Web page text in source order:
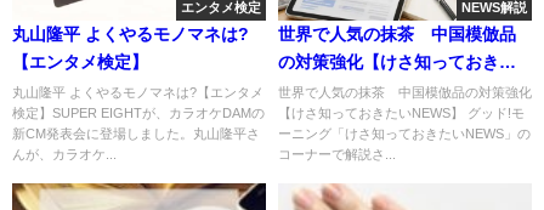
エンタメ検定
丸山隆平 よくやるモノマネは?
【エンタメ検定】
丸山隆平 よくやるモノマネは?【エンタメ
検定】SUPER EIGHTが、カラオケDAMの
新CM発表会に登場しました。丸山隆平さ
んが、カラオケ...
NEWS解説
世界で人気の抹茶 中国模倣品
の対策強化【けさ知っておきた
いNEWS】
世界で人気の抹茶 中国模倣品の対策強化
【けさ知っておきたいNEWS】 グッド!モ
ーニング「けさ知っておきたいNEWS」の
コーナーで解説さ...